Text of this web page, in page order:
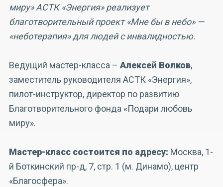
миру» АСТК «Энергия» реализует
благотворительный проект «Мне бы в небо» —
«неботерапия» для людей с инвалидностью.
Ведущий мастер-класса – Алексей Волков,
заместитель руководителя АСТК «Энергия»,
пилот-инструктор, директор по развитию
Благотворительного фонда «Подари любовь
миру».
Мастер-класс состоится по адресу: Москва, 1-
й Боткинский пр-д, 7, стр. 1 (м. Динамо), центр
«Благосфера».